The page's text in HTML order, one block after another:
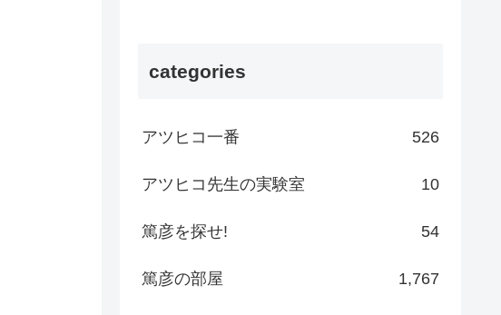
categories
アツヒコ一番 526
アツヒコ先生の実験室 10
篤彦を探せ! 54
篤彦の部屋 1,767